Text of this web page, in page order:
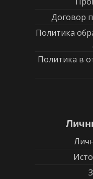
Договор
Политика
Политика в